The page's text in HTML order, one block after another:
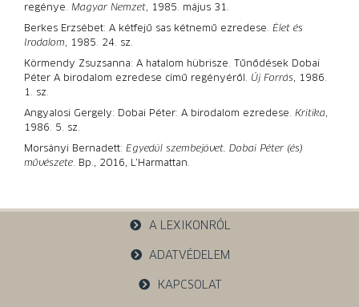
regénye. Magyar Nemzet, 1985. május 31.
Berkes Erzsébet: A kétfejű sas kétnemű ezredese. Élet és
Irodalom, 1985. 24. sz.
Körmendy Zsuzsanna: A hatalom hübrisze. Tűnődések Dobai
Péter A birodalom ezredese című regényéről. Új Forrás, 1986.
1. sz.
Angyalosi Gergely: Dobai Péter: A birodalom ezredese. Kritika,
1986. 5. sz.
Morsányi Bernadett: Egyedül szembejövet. Dobai Péter (és)
művészete. Bp., 2016, L’Harmattan.
A LEXIKONRÓL
ADATVÉDELEM
KAPCSOLAT